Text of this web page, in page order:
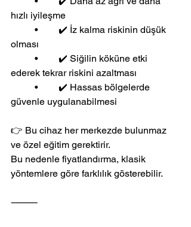
hızlı iyileşme
olması
ederek tekrar riskini azaltması
güvenle uygulanabilmesi
👉 Bu cihaz her merkezde bulunmaz
ve özel eğitim gerektirir.
Bu nedenle fiyatlandırma, klasik
yöntemlere göre farklılık gösterebilir.
⸻